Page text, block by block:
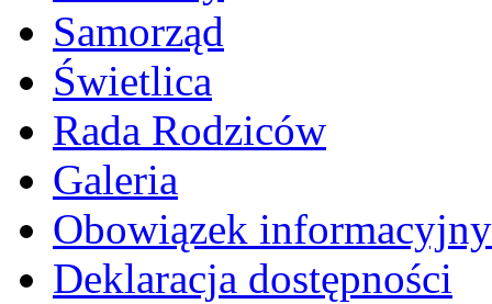
Samorząd
Świetlica
Rada Rodziców
Galeria
Obowiązek informacyjny
Deklaracja dostępności